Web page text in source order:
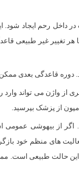
هر تغییر غیر طبیعی
دوره قاعدگی بعدی
از واژن می
از پزشک بپرسید.
اگر از بیهوشی
فعالیت های منظم خود
حالت طبیعی است.